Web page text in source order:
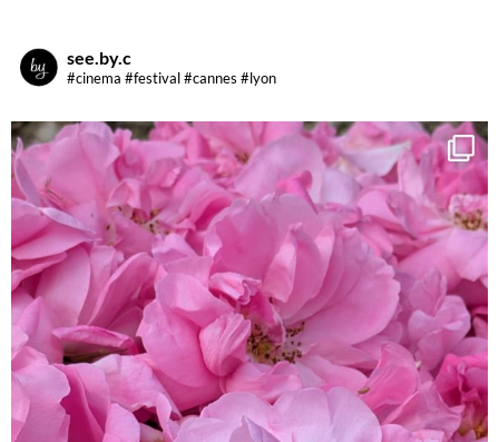
see.by.c
#cinema #festival #cannes #lyon